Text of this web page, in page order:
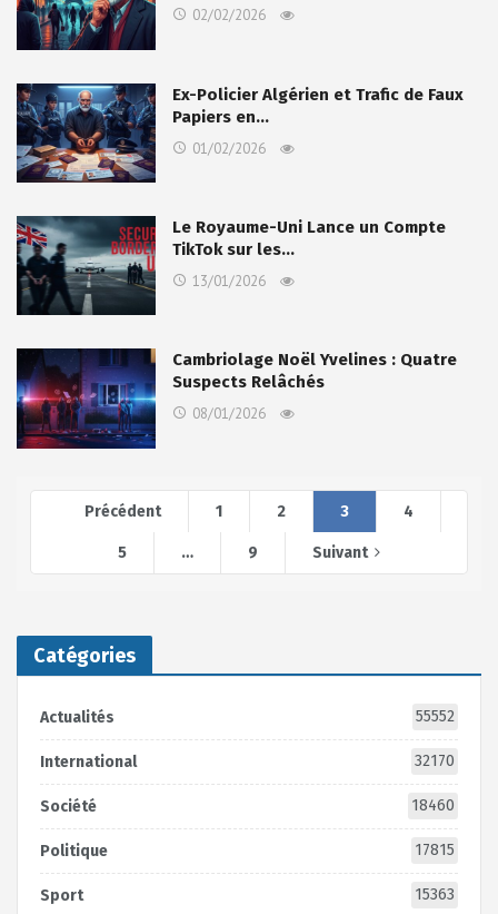
02/02/2026
Ex-Policier Algérien et Trafic de Faux
Papiers en…
01/02/2026
Le Royaume-Uni Lance un Compte
TikTok sur les…
13/01/2026
Cambriolage Noël Yvelines : Quatre
Suspects Relâchés
08/01/2026
Précédent 1 2 3 4
5 … 9 Suivant
Catégories
Actualités 55552
International 32170
Société 18460
Politique 17815
Sport 15363